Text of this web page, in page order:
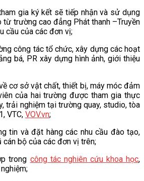
gia ký kết sẽ tiếp nhận và sử dụng
trường cao đẳng Phát thanh –Truyền
cầu của các đơn vị;
công tác tổ chức, xây dựng các hoạt
bá, PR xây dựng hình ảnh, giới thiệu
cơ sở vật chất, thiết bị, máy móc đảm
của hai trường được tham gia thực
trải nghiệm tại trường quay, studio, tòa
VTC, VOV.vn;
tin và đặt hàng các nhu cầu đào tạo,
bộ của các đơn vị trên;
trong công tác nghiên cứu khoa học,